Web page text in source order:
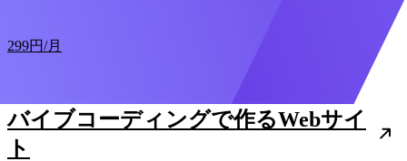
299円/月
バイブコーディングで作るWebサイ
ト